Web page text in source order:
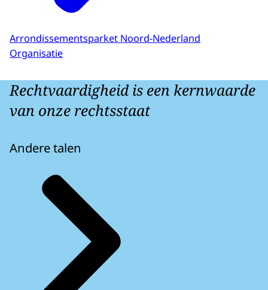
Arrondissementsparket Noord-Nederland
Organisatie
Rechtvaardigheid is een kernwaarde
van onze rechtsstaat
Andere talen